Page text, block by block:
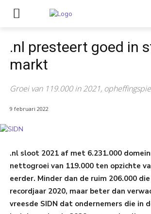
.nl presteert goed in
markt
Groei van 119.000 in 2021,
9 februari 2022
.nl sloot 2021 af met 6.231.000
nettogroei van 119.000 ten opzichte
eerder. Minder dan de ruim 206.000
recordjaar 2020, maar beter dan
vreesde SIDN dat ondernemers die in